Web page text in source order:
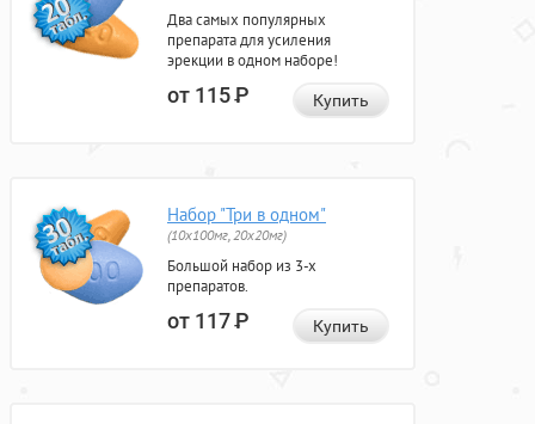
Два самых популярных
препарата для усиления
эрекции в одном наборе!
от 115Р Купить
Набор "Три в одном"
(10x100мг, 20x20мг)
Большой набор из 3-х
препаратов.
от 117Р Купить